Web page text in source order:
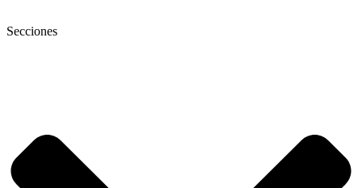
Secciones